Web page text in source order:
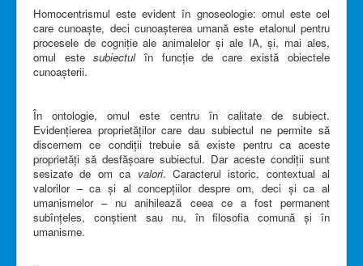
Homocentrismul este evident în gnoseologie: omul este cel
care cunoaște, deci cunoașterea umană este etalonul pentru
procesele de cogniție ale animalelor și ale IA, și, mai ales,
omul estesubiectul în funcție de care există obiectele
cunoașterii.
În ontologie, omul este centru în calitate de subiect.
Evidențierea proprietăților care dau subiectul ne permite să
discernem ce condiții trebuie să existe pentru ca aceste
proprietăți să desfășoare subiectul. Dar aceste condiții sunt
sesizate de om ca valori. Caracterul istoric, contextual al
valorilor – ca și al concepțiilor despre om, deci și ca al
umanismelor – nu anihilează ceea ce a fost permanent
subînțeles, conștient sau nu, în filosofia comună și în
umanisme.